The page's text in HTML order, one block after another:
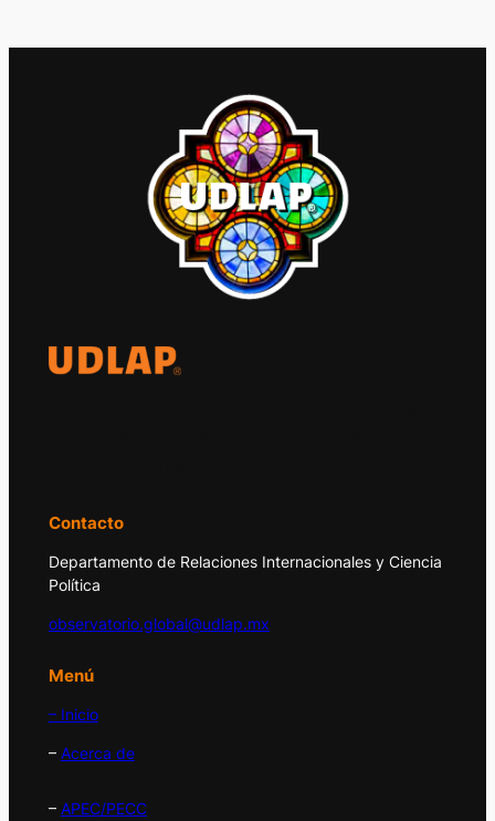
Contacto
Departamento de Relaciones Internacionales y Ciencia
Política
observatorio.global@udlap.mx
Menú
– Inicio
– Acerca de
– APEC/PECC